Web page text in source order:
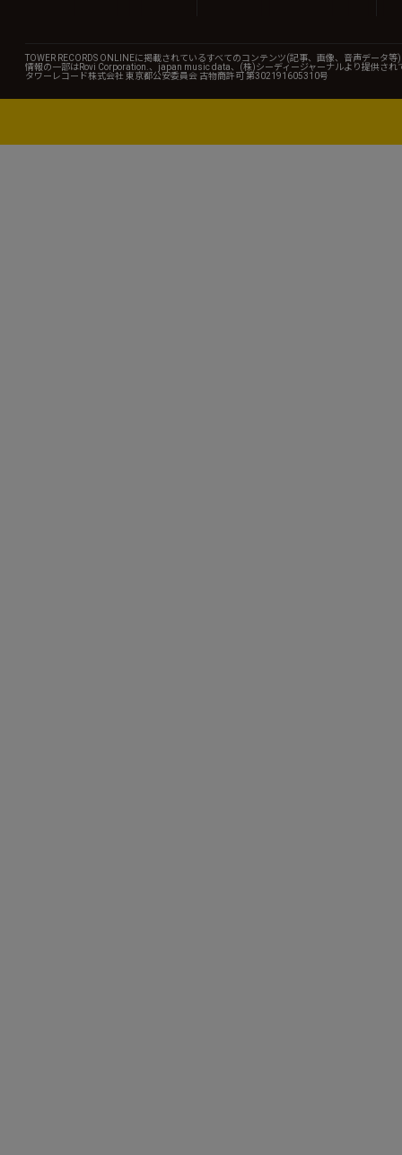
TOWER RECORDS ONLINEに掲載されているすべてのコンテンツ(記事、画像、音声データ
情報の一部はRovi Corporation.、japan music data、(株)シーディージャーナルより提供され
タワーレコード株式会社 東京都公安委員会 古物商許可 第302191605310号